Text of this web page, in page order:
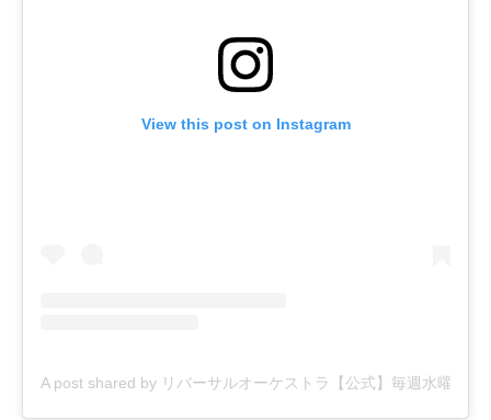
View this post on Instagram
A post shared by リバーサルオーケストラ【公式】毎週水曜夜